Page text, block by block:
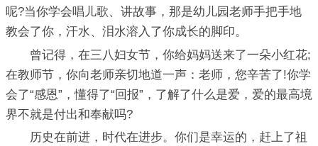
呢?当你学会唱儿歌、讲故事，那是幼儿园老师手把手地
教会了你，汗水、泪水溶入了你成长的脚印。
曾记得，在三八妇女节，你给妈妈送来了一朵小红花;
在教师节，你向老师亲切地道一声：老师，您辛苦了!你学
会了“感恩”，懂得了“回报”，了解了什么是爱，爱的最高境
界不就是付出和奉献吗?
历史在前进，时代在进步。你们是幸运的，赶上了祖